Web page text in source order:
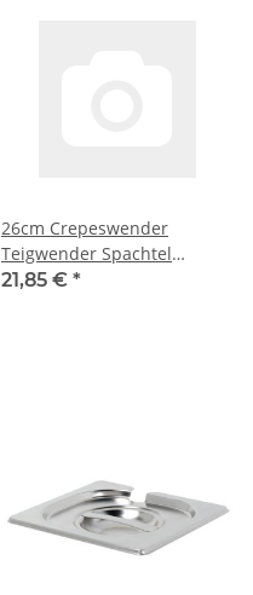
26cm Crepeswender
Teigwender Spachtel
Krampouz
21,85 € *